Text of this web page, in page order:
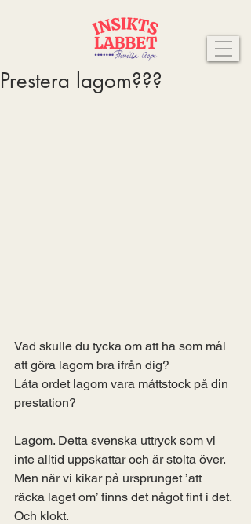
Prestera lagom???
Vad skulle du tycka om att ha som mål
att göra lagom bra ifrån dig?
Låta ordet lagom vara måttstock på din
prestation?
Lagom. Detta svenska uttryck som vi
inte alltid uppskattar och är stolta över.
Men när vi kikar på ursprunget ’att
räcka laget om’ finns det något fint i det.
Och klokt.